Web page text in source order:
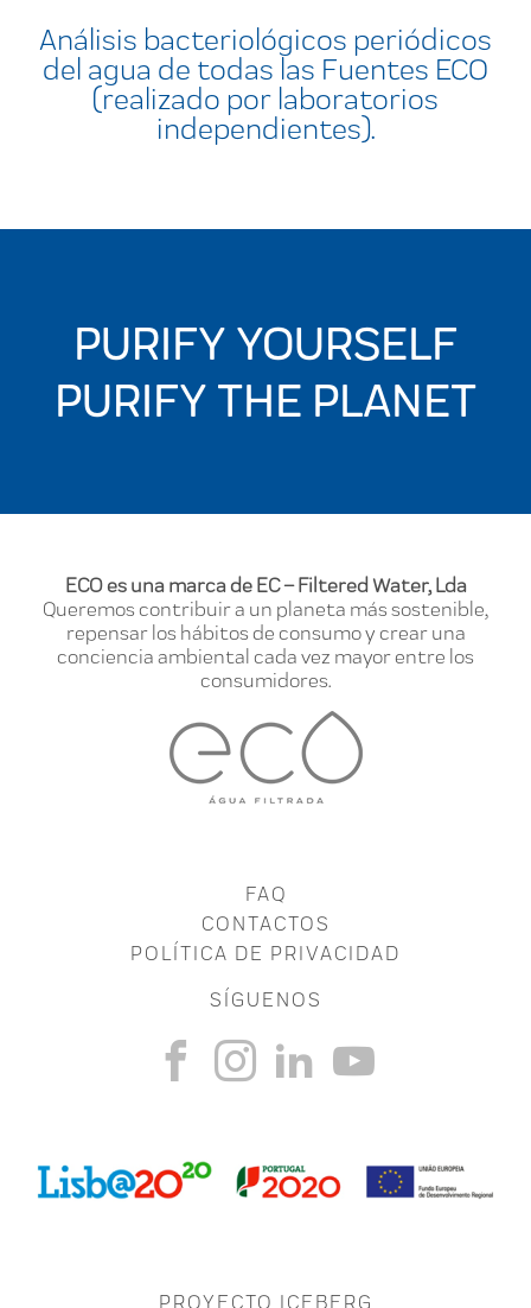
Análisis bacteriológicos periódicos
del agua de todas las Fuentes ECO
(realizado por laboratorios
independientes).
PURIFY YOURSELF
PURIFY THE PLANET
ECO es una marca de EC – Filtered Water, Lda
Queremos contribuir a un planeta más sostenible,
repensar los hábitos de consumo y crear una
conciencia ambiental cada vez mayor entre los
consumidores.
FAQ
CONTACTOS
POLÍTICA DE PRIVACIDAD
SÍGUENOS
PROYECTO ICEBERG